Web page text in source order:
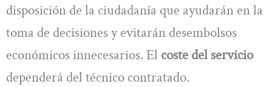
disposición de la ciudadanía que ayudarán en la
toma de decisiones y evitarán desembolsos
económicos innecesarios. El coste del servicio
dependerá del técnico contratado.